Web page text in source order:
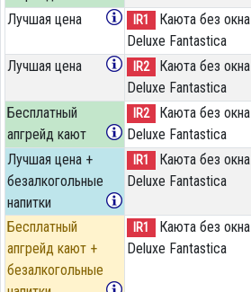
Лучшая цена IR1
Каюта без окна
Deluxe Fantastica
Лучшая цена IR2
Каюта без окна
Deluxe Fantastica
Бесплатный
апгрейд кают
IR2
Каюта без окна
Deluxe Fantastica
Лучшая цена +
безалкогольные
напитки
IR1
Каюта без окна
Deluxe Fantastica
Бесплатный
апгрейд кают +
безалкогольные
IR1
Каюта без окна
Deluxe Fantastica